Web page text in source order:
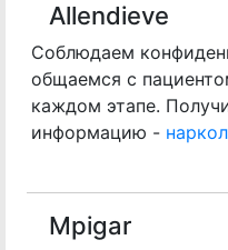
Allendieve
Соблюдаем
общаемся с
каждом этапе.
информацию -
Mpigar